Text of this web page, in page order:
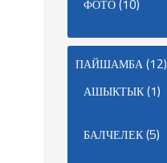
ФОТО(10)
ПАЙШАМБА(12)
АШЫКТЫК(1)
БАЛЧЕЛЕК(5)